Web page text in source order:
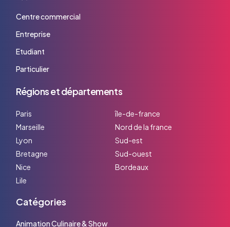
Centre commercial
Entreprise
Etudiant
Particulier
Régions et départements
Paris
Marseille
Lyon
Bretagne
Nice
Lile
île-de-france
Nord de la france
Sud-est
Sud-ouest
Bordeaux
Catégories
Animation Culinaire & Show